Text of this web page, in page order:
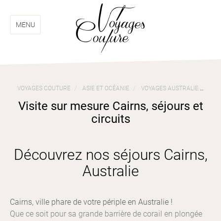
menu
contenuMENU
VOYAGES COUTURE ASIE ET OCÉANIE VOYAGES AUSTRALIE
Visite sur mesure Cairns, séjours et
circuits
Découvrez nos séjours Cairns,
Australie
Cairns, ville phare de votre périple en Australie !
Que ce soit pour sa grande barrière de corail en plongée